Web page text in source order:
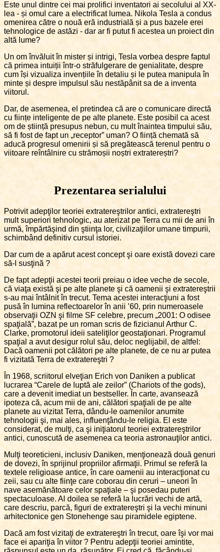
Este unul dintre cei mai prolifici inventatori ai secolului al XX-
lea - și omul care a electrificat lumea. Nikola Tesla a condus
omenirea către o nouă eră industrială și a pus bazele erei
tehnologice de astăzi - dar ar fi putut fi acestea un proiect din
altă lume?
Un om învăluit în mister și intrigi, Tesla vorbea despre faptul
că primea intuiții într-o străfulgerare de genialitate, despre
cum își vizualiza invențiile în detaliu și le putea manipula în
minte și despre impulsul său nestăpânit sa de a inventa
viitorul.
Dar, de asemenea, el pretindea că are o comunicare directă
cu ființe inteligente de pe alte planete. Este posibil ca acest
om de știință presupus nebun, cu mult înaintea timpului său,
să fi fost de fapt un „receptor” uman? O ființă chemată să
aducă progresul omenirii și să pregătească terenul pentru o
viitoare reîntâlnire cu strămoșii noștri extratereștri?
Prezentarea serialului
Potrivit adepţilor teoriei extratereştrilor antici, extratereştri
mult superiori tehnologic, au aterizat pe Terra cu mii de ani în
urmă, împărtăşind din ştiinţa lor, civilizaţiilor umane timpurii,
schimbând definitiv cursul istoriei.
Dar cum de a apărut acest concept şi oare există dovezi care
să-l susţină ?
De fapt adepţii acestei teorii preiau o idee veche de secole,
că viaţa există şi pe alte planete şi că oamenii şi extratereştrii
s-au mai întâlnit în trecut. Tema acestei interacţiuni a fost
pusă în lumina reflectoarelor în anii ’60, prin numeroasele
observaţii OZN şi filme SF celebre, precum „2001: O odisee
spaţială”, bazat pe un roman scris de fizicianul Arthur C.
Clarke, promotorul ideii sateliţilor geostaţionari. Programul
spaţial a avut desigur rolul său, deloc neglijabil, de altfel:
Dacă oamenii pot călători pe alte planete, de ce nu ar putea
fi vizitată Terra de extratereştri ?
În 1968, scriitorul elveţian Erich von Daniken a publicat
lucrarea “Carele de luptă ale zeilor” (Chariots of the gods),
care a devenit imediat un bestseller. În carte, avansează
ipoteza că, acum mii de ani, călători spaţiali de pe alte
planete au vizitat Terra, dându-le oamenilor anumite
tehnologii şi, mai ales, influenţându-le religia. El este
considerat, de mulţi, ca şi iniţiatorul teoriei extratereştrilor
antici, cunoscută de asemenea ca teoria astronauţilor antici.
Mulţi teoreticieni, inclusiv Daniken, menţionează două genuri
de dovezi, în sprijinul propriilor afirmaţii. Primul se referă la
textele religioase antice, în care oamenii au interacţionat cu
zeii, sau cu alte fiinţe care coborau din ceruri – uneori în
nave asemănătoare celor spaţiale – şi posedau puteri
spectaculoase. Al doilea se referă la lucrări vechi de artă,
care descriu, parcă, figuri de extratereştri şi la vechi minuni
arhitectonice gen Stonehenge sau piramidele egiptene.
Dacă am fost vizitaţi de extratereştri în trecut, oare îşi vor mai
face ei apariţia în viitor ? Pentru adepţii teoriei amintite,